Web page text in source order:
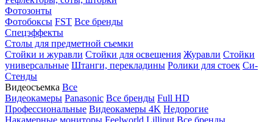
Фотозонты
Фотобоксы FST Все бренды
Спецэффекты
Столы для предметной съемки
Стойки и журавли Стойки для освещения Журавли Стойки
универсальные Штанги, перекладины Ролики для стоек Си-
Стенды
Видеосъемка Все
Видеокамеры Panasonic Все бренды Full HD
Профессиональные Видеокамеры 4K Недорогие
Накамерные мониторы Feelworld Lilliput Все бренды